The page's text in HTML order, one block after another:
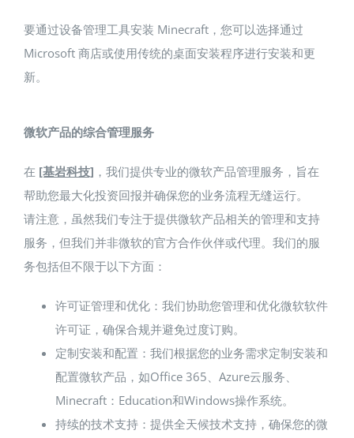
要通过设备管理工具安装 Minecraft，您可以选择通过
Microsoft 商店或使用传统的桌面安装程序进行安装和更
新。
微软产品的综合管理服务
在 [基岩科技] ，我们提供专业的微软产品管理服务，旨在
帮助您最大化投资回报并确保您的业务流程无缝运行。
请注意，虽然我们专注于提供微软产品相关的管理和支持
服务，但我们并非微软的官方合作伙伴或代理。我们的服
务包括但不限于以下方面：
许可证管理和优化：我们协助您管理和优化微软软件
许可证，确保合规并避免过度订购。
定制安装和配置：我们根据您的业务需求定制安装和
配置微软产品，如Office 365、Azure云服务、
Minecraft：Education和Windows操作系统。
持续的技术支持：提供全天候技术支持，确保您的微